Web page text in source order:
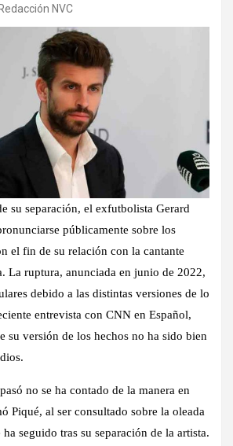
Redacción NVC
su separación, el exfutbolista Gerard
públicamente sobre los
el fin de su relación con la cantante
La ruptura, anunciada en junio de 2022,
debido a las distintas versiones de lo
entrevista con CNN en Español,
su versión de los hechos no ha sido bien
no se ha contado de la manera en
Piqué, al ser consultado sobre la oleada
seguido tras su separación de la artista.